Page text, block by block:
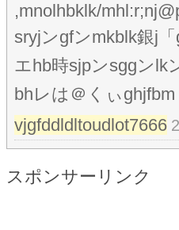
,mnolhbklk/
sryjンgfンmkblk銀j
エhb時sjpンsggンlk
bhレは＠くぃ
vjgfddldltoudlot7666
スポンサーリンク